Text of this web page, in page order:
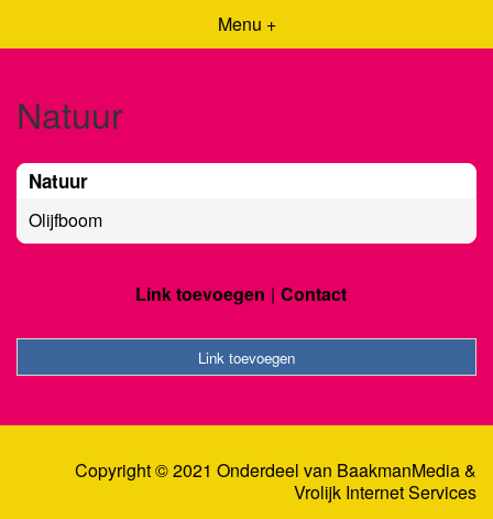
Menu +
Natuur
Natuur
Olijfboom
Link toevoegen Contact
Link toevoegen
Copyright © 2021 Onderdeel van BaakmanMedia&
Vrolijk Internet Services